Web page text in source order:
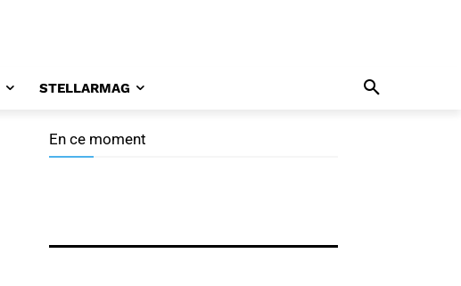
STELLARMAG
En ce moment
Hwa Yeon